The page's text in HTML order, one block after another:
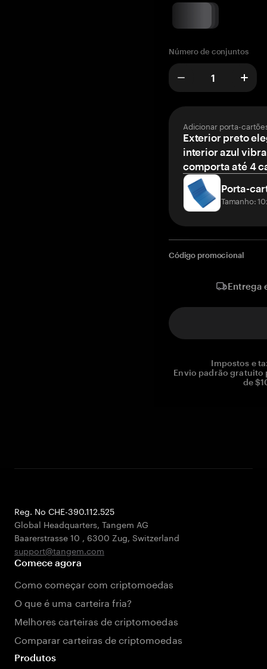
Número de conjuntos
Adicionar porta-
Exterior preto
interior azul
comporta até 4
Porta-
Tamanho:
Código promocional
Entrega
Impostos e
Envio padrão gratuito
de
Reg. No CHE-390.112.525
Global Headquarters, Tangem AG
Baarerstrasse 10 , 6300 Zug, Switzerland
support@tangem.com
Comece agora
Como começar com criptomoedas
O que é uma carteira fria?
Melhores carteiras de criptomoedas
Comparar carteiras de criptomoedas
Produtos